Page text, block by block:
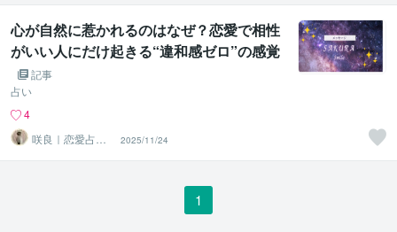
心が自然に惹かれるのはなぜ？恋愛で相性
がいい人にだけ起きる“違和感ゼロ”の感覚
記事
占い
4
咲良｜恋愛占い
心導師
2025/11/24
1